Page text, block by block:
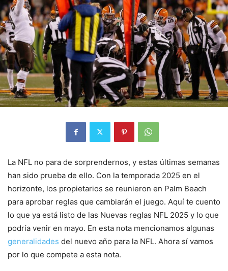
La NFL no para de sorprendernos, y estas últimas semanas
han sido prueba de ello. Con la temporada 2025 en el
horizonte, los propietarios se reunieron en Palm Beach
para aprobar reglas que cambiarán el juego. Aquí te cuento
lo que ya está listo de las Nuevas reglas NFL 2025 y lo que
podría venir en mayo. En esta nota mencionamos algunas
generalidades del nuevo año para la NFL. Ahora sí vamos
por lo que compete a esta nota.